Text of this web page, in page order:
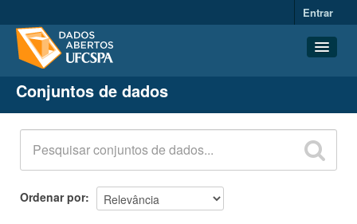
Entrar
Conjuntos de dados
Organizações
Grupos
Sobre
Conjuntos de dados
Ordenar por